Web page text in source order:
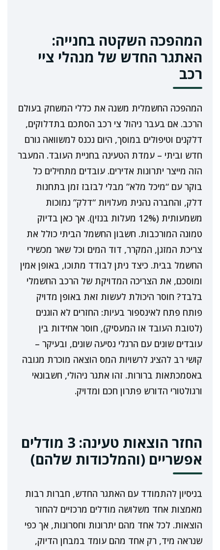
המהפכה השקטה בחנייה:
האתגר החדש של מנהלי ציי
רכב
המהפכה החשמלית משנה את כללי המשחק בעולם
הרכב. אם בעבר ניהול צי רכב הסתכם בתדלוקים,
דלקנים וטיפולים במוסך, היום נכנס למשוואה גורם
חדש וביתי – עמדת הטעינה בחניית העובד. המעבר
הזה מייצר יתרונות אדירים. עובדים מתחילים כל
בוקר עם “מיכל מלא” מבלי לבזבז זמן בתחנות
דלק, והחברה נהנית מעלויות “דלק” נמוכות
משמעותית (12% מעלות בנזין). אך כאן בדיוק
טמונה המורכבות. חשבון החשמל הביתי כולל את
צריכת המזגן, המקרר, דוד המים וכל שאר מכשירי
החשמל בבית. כיצד ניתן לבודד מתוכו, באופן אמין
ומוסכם, את הצריכה המדויקת של הרכב החשמלי
בלבד? חוסר היכולת לעשות זאת באופן מדויק
פותח פתח לאינספור בעיות: החזרים לא הוגנים
(לטובת העובד או המעסיק), חוסר אחידות בין
עובדים שונים עם הרגלי נסיעה שונים, ובעיקר –
קושי רב להציג לרשויות המס הוצאה מוכרת מגובה
באסמכתאות ברורות. זהו אתגר ניהולי, חשבונאי
ורגולטורי הדורש פתרון חכם ומדויק.
החזר הוצאות טעינה: 3 מודלים
אפשריים (והמלכודות שלהם)
בניסיון להתמודד עם האתגר החדש, חברות רבות
מאמצות אחד משלושה מודלים מרכזיים להחזר
הוצאות. לכל אחד מהם יתרונות וחסרונות, אך כפי
שנראה מיד, רק אחד מהם עומד במבחן הדיוק,